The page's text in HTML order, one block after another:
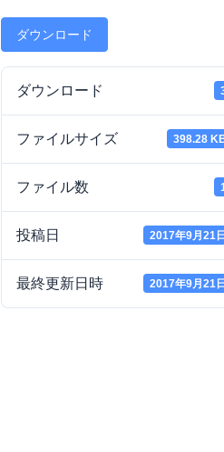
ダウンロード
ダウンロード
ファイルサイズ 398.28
ファイル数
投稿日 2017年9月21
最終更新日時 2017年9月21